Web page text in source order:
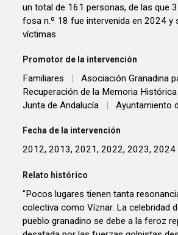
un total de 161 personas, de las que
fosa n.º 18 fue intervenida en 2024 y
víctimas.
Promotor de la intervención
Familiares |
Asociación Granadina
Recuperación de la Memoria
Junta de Andalucía
| Ayuntamiento
Fecha de la intervención
2012, 2013, 2021,
Relato histórico
"Pocos lugares tienen tanta
colectiva como Víznar. La celebridad
pueblo granadino se debe a la feroz